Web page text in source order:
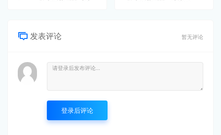
发表评论 暂无评论
登录后评论